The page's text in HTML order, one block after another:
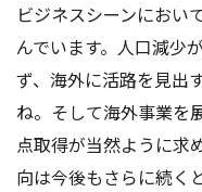
ビジネスシーンにおい
んでいます。人口減少
ず、海外に活路を見出
ね。そして海外事業を
点取得が当然ように求
向は今後もさらに続く